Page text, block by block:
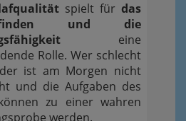
spielt für das
und die
eine
Rolle. Wer schlecht
ist am Morgen nicht
und die Aufgaben des
zu einer wahren
werden.